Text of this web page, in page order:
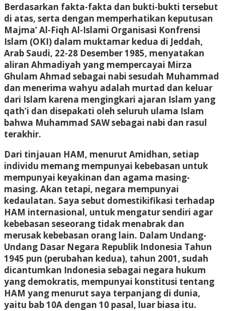
Berdasarkan fakta-fakta dan bukti-bukti tersebut
di atas, serta dengan memperhatikan keputusan
Majma’ Al-Fiqh Al-Islami Organisasi Konfrensi
Islam (OKI) dalam muktamar kedua di Jeddah,
Arab Saudi, 22-28 Desember 1985, menyatakan
aliran Ahmadiyah yang mempercayai Mirza
Ghulam Ahmad sebagai nabi sesudah Muhammad
dan menerima wahyu adalah murtad dan keluar
dari Islam karena mengingkari ajaran Islam yang
qath’i dan disepakati oleh seluruh ulama Islam
bahwa Muhammad SAW sebagai nabi dan rasul
terakhir.
Dari tinjauan HAM, menurut Amidhan, setiap
individu memang mempunyai kebebasan untuk
mempunyai keyakinan dan agama masing-
masing. Akan tetapi, negara mempunyai
kedaulatan. Saya sebut domestikifikasi terhadap
HAM internasional, untuk mengatur sendiri agar
kebebasan seseorang tidak menabrak dan
merusak kebebasan orang lain. Dalam Undang-
Undang Dasar Negara Republik Indonesia Tahun
1945 pun (perubahan kedua), tahun 2001, sudah
dicantumkan Indonesia sebagai negara hukum
yang demokratis, mempunyai konstitusi tentang
HAM yang menurut saya terpanjang di dunia,
yaitu bab 10A dengan 10 pasal, luar biasa itu.